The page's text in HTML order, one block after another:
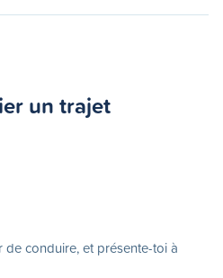
un trajet
de conduire, et présente-toi à